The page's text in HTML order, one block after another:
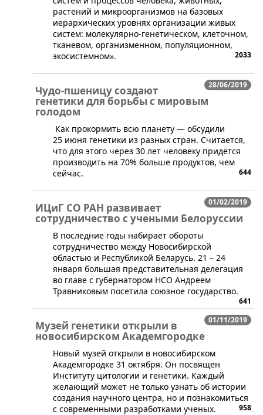
растений и микроорганизмов на базовых
иерархических уровнях организации живых
систем: молекулярно-генетическом, клеточном,
тканевом, организменном, популяционном,
экосистемном».
2033
28/06/2019
Чудо-пшеницу создают
генетики для борьбы с мировым
голодом
​ Как прокормить всю планету — обсудили
25 июня генетики из разных стран. Считается,
что для этого через 30 лет человеку придётся
производить на 70% больше продуктов, чем
сейчас.
644
01/02/2019
ИЦиГ СО РАН развивает
сотрудничество с учеными Белоруссии
​​​В последние годы набирает обороты
сотрудничество между Новосибирской
областью и Республикой Беларусь. 21 – 24
января большая представительная делегация
во главе с губернатором НСО Андреем
Травниковым посетила союзное государство.
641
01/11/2019
Музей генетики открыли в
новосибирском Академгородке
​Новый музей открыли в новосибирском
Академгородке 31 октября. Он посвящен
Институту цитологии и генетики. Каждый
желающий может не только узнать об истории
создания научного центра, но и познакомиться
с современными разработками ученых.
958